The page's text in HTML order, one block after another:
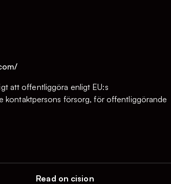
att offentliggöra enligt EU:s
kontaktpersons försorg, för offentlig­görande
Read on cision